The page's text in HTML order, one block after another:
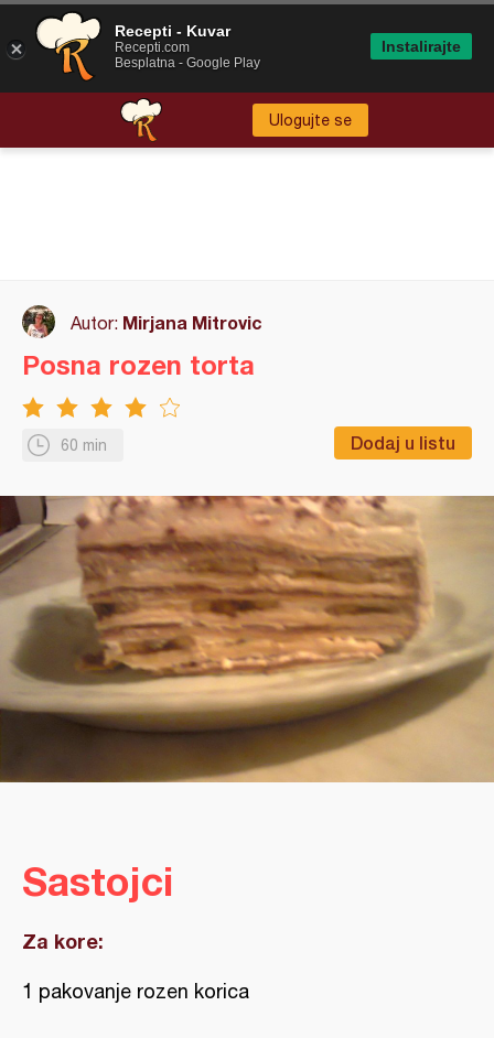
Ulogujte se
Autor: Mirjana Mitrovic
60 min Dodaj u listu
Posna rozen torta
Sastojci
Za kore:
1 pakovanje rozen korica
Recepti - Kuvar
Recepti.com
Besplatna - Google Play
Instalirajte